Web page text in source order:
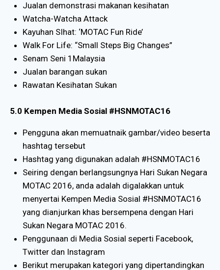
Jualan demonstrasi makanan kesihatan
Watcha-Watcha Attack
Kayuhan SIhat: ‘MOTAC Fun Ride’
Walk For Life: “Small Steps Big Changes”
Senam Seni 1Malaysia
Jualan barangan sukan
Rawatan Kesihatan Sukan
5.0 Kempen Media Sosial #HSNMOTAC16
Pengguna akan memuatnaik gambar/video beserta
hashtag tersebut
Hashtag yang digunakan adalah #HSNMOTAC16
Seiring dengan berlangsungnya Hari Sukan Negara
MOTAC 2016, anda adalah digalakkan untuk
menyertai Kempen Media Sosial #HSNMOTAC16
yang dianjurkan khas bersempena dengan Hari
Sukan Negara MOTAC 2016.
Penggunaan di Media Sosial seperti Facebook,
Twitter dan Instagram
Berikut merupakan kategori yang dipertandingkan